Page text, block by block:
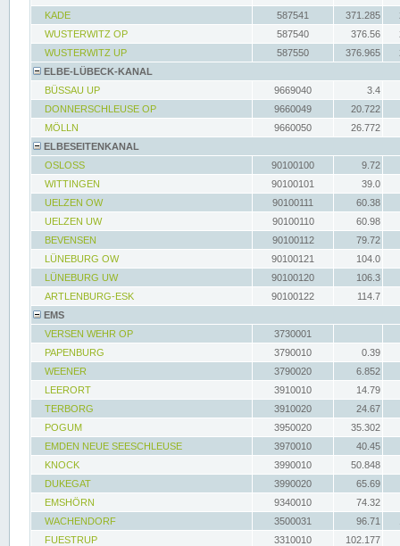
KADE
587541 371.285
WUSTERWITZ OP
587540 376.56
WUSTERWITZ UP
587550 376.965
ELBE-LÜBECK-KANAL
BÜSSAU UP
9669040
3.4
DONNERSCHLEUSE OP
9660049
20.722
MÖLLN
9660050
26.772
ELBESEITENKANAL
OSLOSS
90100100
9.72
WITTINGEN
90100101
39.0
UELZEN OW
90100111
60.38
UELZEN UW
90100110
60.98
BEVENSEN
90100112
79.72
LÜNEBURG OW
90100121
104.0
LÜNEBURG UW
90100120
106.3
ARTLENBURG-ESK
90100122
114.7
EMS
VERSEN WEHR OP
3730001
PAPENBURG
3790010
0.39
WEENER
3790020
6.852
LEERORT
3910010
14.79
TERBORG
3910020
24.67
POGUM
3950020
35.302
EMDEN NEUE SEESCHLEUSE
3970010
40.45
KNOCK
3990010
50.848
DUKEGAT
3990020
65.69
EMSHÖRN
9340010
74.32
WACHENDORF
3500031 96.71
FUESTRUP
3310010
102.177